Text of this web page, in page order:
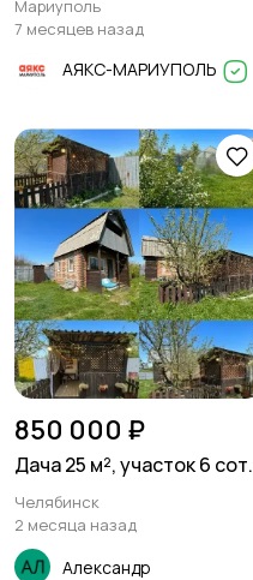
Мариуполь
7 месяцев назад
АЯКС-МАРИУПОЛЬ
850 000 ₽
Дача 25 м², участок 6 сот.
Челябинск
2 месяца назад
Александр